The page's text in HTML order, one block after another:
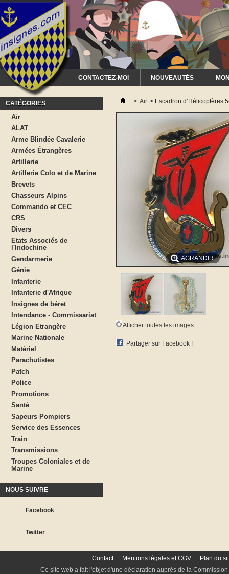
CONTACTEZ-MOI NOUVEAUTÉS
CATÉGORIES
Air
ALAT
Arme Blindée Cavalerie
Armées Étrangères
Artillerie
Artillerie Colo et de Marine
Brevets
Chasseurs Alpins
Commando et CEC
CRS
Divers
Etats Associés de
l'Indochine
Gendarmerie
Génie
Infanterie
Infanterie d'Afrique
Insignes de béret
Intendance - Commissariat
Légion Etrangère
Marine Nationale
Matériel
Parachutistes
Patch
Police
Promotions
Santé
Sapeurs Pompiers
Service des Essences
Train
Transmissions
Troupes Coloniales et de
Marine
NOUS SUIVRE
Facebook
Twitter
> Air > Escadron d’Hélicoptères
AGRANDIR
Afficher toutes les images
Partager sur Facebook !
Contact Mentions légales et CGV
Plan du
Ce site web a fait l'objet d'une déclaration auprès de la